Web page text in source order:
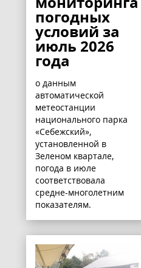
погодных
условий за
июль 2026
года
о данным
автоматической
метеостанции
национального парка
«Себежский»,
установленной в
Зеленом квартале,
погода в июле
соответствовала
средне-многолетним
показателям.